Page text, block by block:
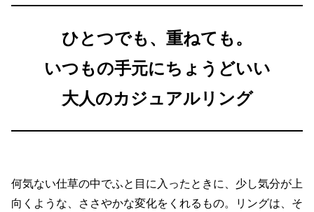
ひとつでも、重ねても。
いつもの手元にちょうどいい
大人のカジュアルリング
何気ない仕草の中でふと目に入ったときに、少し気分が上
向くような、ささやかな変化をくれるもの。リングは、そ